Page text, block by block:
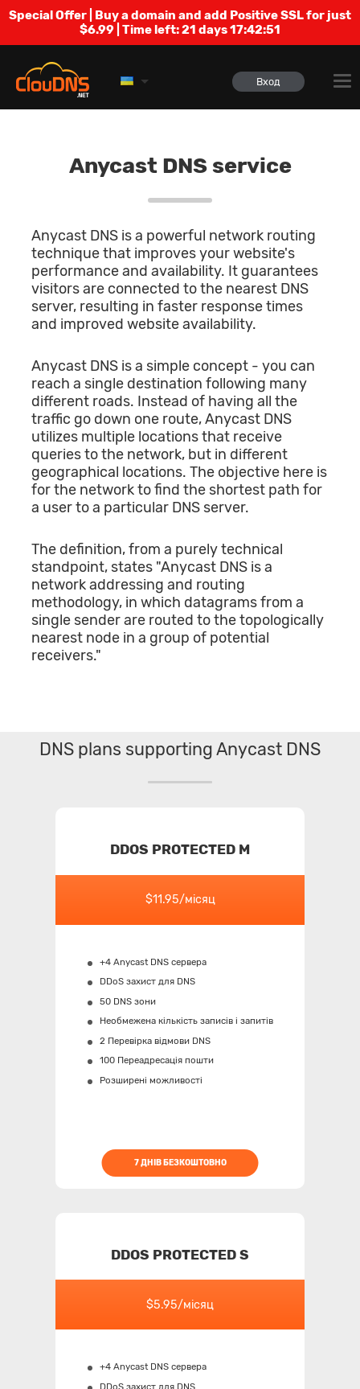
Special Offer | Buy a domain and add Positive SSL for just
$6.99 | Time left:21 days 17:42:50
Вход
Anycast DNS service
Anycast DNS is a powerful network routing
technique that improves your website's
performance and availability. It guarantees
visitors are connected to the nearest DNS
server, resulting in faster response times
and improved website availability.
Anycast DNS is a simple concept - you can
reach a single destination following many
different roads. Instead of having all the
traffic go down one route, Anycast DNS
utilizes multiple locations that receive
queries to the network, but in different
geographical locations. The objective here is
for the network to find the shortest path for
a user to a particular DNS server.
The definition, from a purely technical
standpoint, states "Anycast DNS is a
network addressing and routing
methodology, in which datagrams from a
single sender are routed to the topologically
nearest node in a group of potential
receivers."
DNS plans supporting Anycast DNS
DDOS PROTECTED M
$11.95/місяц
+4 Anycast DNS сервера
DDoS захист для DNS
50 DNS зони
Необмежена кількість записів і запитів
2 Перевірка відмови DNS
100 Переадресація пошти
Розширені можливості
7 ДНІВ БЕЗКОШТОВНО
DDOS PROTECTED S
$5.95/місяц
+4 Anycast DNS сервера
DDoS захист для DNS